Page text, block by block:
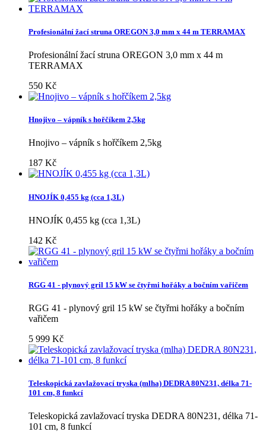
Profesionální žací struna OREGON 3,0 mm x 44 m TERRAMAX
Profesionální žací struna OREGON 3,0 mm x 44 m
TERRAMAX
550 Kč
Hnojivo – vápník s hořčíkem 2,5kg
Hnojivo – vápník s hořčíkem 2,5kg
187 Kč
HNOJÍK 0,455 kg (cca 1,3L)
HNOJÍK 0,455 kg (cca 1,3L)
142 Kč
RGG 41 - plynový gril 15 kW se čtyřmi hořáky a bočním vařičem
RGG 41 - plynový gril 15 kW se čtyřmi hořáky a bočním
vařičem
5 999 Kč
Teleskopická zavlažovací tryska (mlha) DEDRA 80N231, délka 71-
101 cm, 8 funkcí
Teleskopická zavlažovací tryska DEDRA 80N231, délka 71-
101 cm, 8 funkcí